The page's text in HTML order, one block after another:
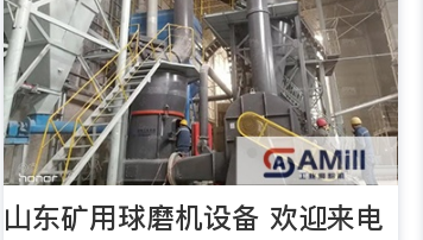
山东矿用球磨机设备 欢迎来电